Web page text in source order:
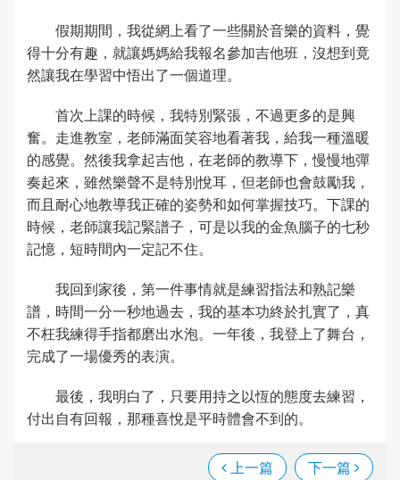
假期期間，我從網上看了一些關於音樂的資料，覺
得十分有趣，就讓媽媽給我報名參加吉他班，沒想到竟
然讓我在學習中悟出了一個道理。
首次上課的時候，我特別緊張，不過更多的是興
奮。走進教室，老師滿面笑容地看著我，給我一種溫暖
的感覺。然後我拿起吉他，在老師的教導下，慢慢地彈
奏起來，雖然樂聲不是特別悅耳，但老師也會鼓勵我，
而且耐心地教導我正確的姿勢和如何掌握技巧。下課的
時候，老師讓我記緊譜子，可是以我的金魚腦子的七秒
記憶，短時間內一定記不住。
我回到家後，第一件事情就是練習指法和熟記樂
譜，時間一分一秒地過去，我的基本功終於扎實了，真
不枉我練得手指都磨出水泡。一年後，我登上了舞台，
完成了一場優秀的表演。
最後，我明白了，只要用持之以恆的態度去練習，
付出自有回報，那種喜悅是平時體會不到的。
上一篇 下一篇